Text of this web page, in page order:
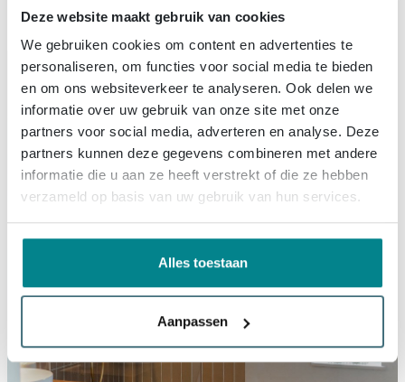
Deze website maakt gebruik van cookies
We gebruiken cookies om content en advertenties te
personaliseren, om functies voor social media te bieden
en om ons websiteverkeer te analyseren. Ook delen we
informatie over uw gebruik van onze site met onze
partners voor social media, adverteren en analyse. Deze
partners kunnen deze gegevens combineren met andere
informatie die u aan ze heeft verstrekt of die ze hebben
verzameld op basis van uw gebruik van hun services.
Alles toestaan
Aanpassen
is denk ik toch wel de douche, echt heerlijk!”